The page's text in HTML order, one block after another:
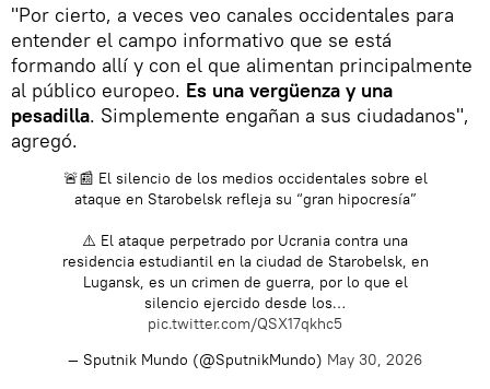
"Por cierto, a veces veo canales occidentales para
entender el campo informativo que se está
formando allí y con el que alimentan principalmente
al público europeo. Es una vergüenza y una
pesadilla. Simplemente engañan a sus ciudadanos",
agregó.
🚨📰 El silencio de los medios occidentales sobre el
ataque en Starobelsk refleja su “gran hipocresía”
⚠️ El ataque perpetrado por Ucrania contra una
residencia estudiantil en la ciudad de Starobelsk, en
Lugansk, es un crimen de guerra, por lo que el
silencio ejercido desde los…
pic.twitter.com/QSX17qkhc5
— Sputnik Mundo (@SputnikMundo) May 30, 2026